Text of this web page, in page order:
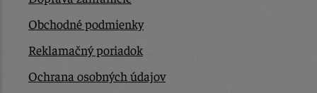
Obchodné podmienky
Reklamačný poriadok
Ochrana osobných údajov